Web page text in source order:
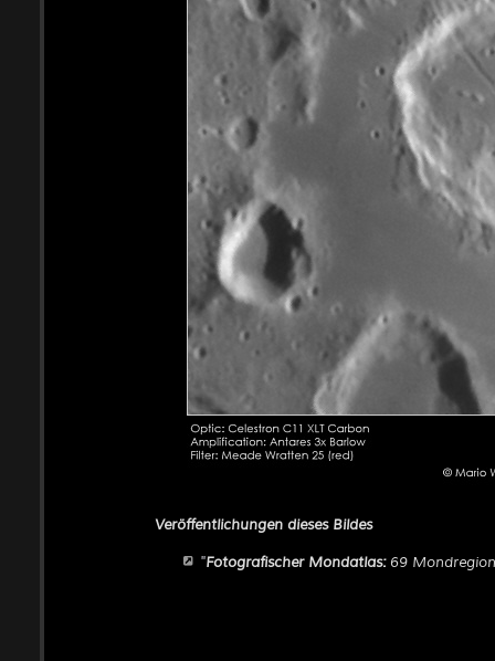
Veröffentlichungen dieses Bildes
"Fotografischer Mondatlas:69